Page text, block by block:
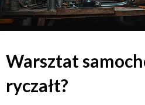
Warsztat
ryczałt?